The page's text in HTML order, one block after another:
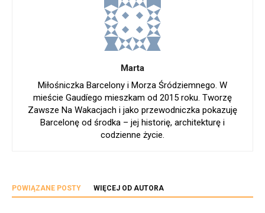
Marta
Miłośniczka Barcelony i Morza Śródziemnego. W
mieście Gaudíego mieszkam od 2015 roku. Tworzę
Zawsze Na Wakacjach i jako przewodniczka pokazuję
Barcelonę od środka – jej historię, architekturę i
codzienne życie.
POWIĄZANE POSTY WIĘCEJ OD AUTORA